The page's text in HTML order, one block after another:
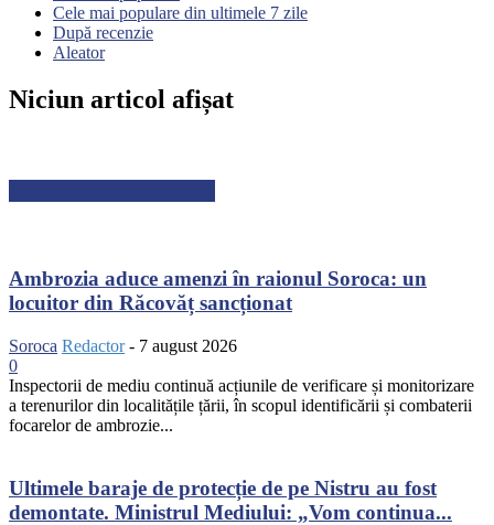
Cele mai populare din ultimele 7 zile
După recenzie
Aleator
Niciun articol afișat
Ambrozia aduce amenzi în raionul Soroca: un
locuitor din Răcovăț sancționat
Soroca Redactor - 7 august 2026
0
Inspectorii de mediu continuă acțiunile de verificare și monitorizare
a terenurilor din localitățile țării, în scopul identificării și combaterii
focarelor de ambrozie...
Ultimele baraje de protecție de pe Nistru au fost
demontate. Ministrul Mediului: „Vom continua...